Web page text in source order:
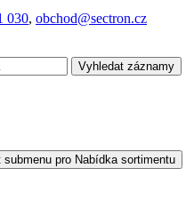
030, obchod@sectron.cz
Vyhledat záznamy
submenu pro Nabídka sortimentu